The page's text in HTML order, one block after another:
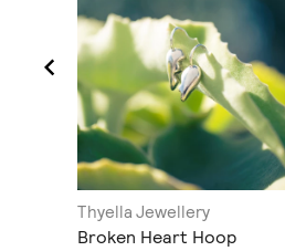
Thyella Jewellery
Broken Heart Hoop